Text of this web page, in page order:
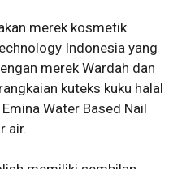
merek kosmetik
Indonesia yang
merek Wardah dan
kuteks kuku halal
Water Based Nail
air.